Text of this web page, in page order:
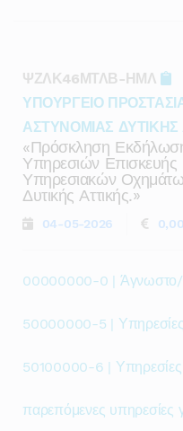
ΨΖΛΚ46ΜΤΛΒ-ΗΜΛ
ΥΠΟΥΡΓΕΙΟ
ΑΣΤΥΝΟΜΙΑΣ ΔΥΤΙΚΗΣ
«πρόσκληση
Υπηρεσιών
Υπηρεσιακών
Δυτικής Αττικής.»
04-05-2026 0,00
00000000-0 | Άγνωστο/
50000000-5 | Υπηρεσίες
50100000-6 | Υπηρεσίες
παρεπόμενες υπηρεσίες